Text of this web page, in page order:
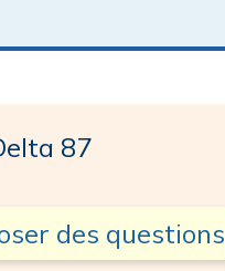
87
des questions